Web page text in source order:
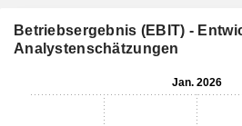
Betriebsergebnis (EBIT) -
Analystenschätzungen